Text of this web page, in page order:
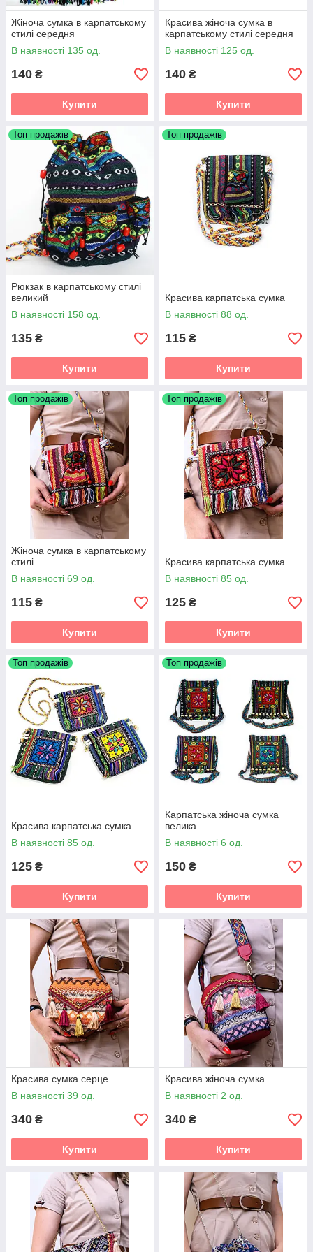
Жіноча сумка в карпатському
стилі середня
В наявності 135 од.
140 ₴
Купити
Красива жіноча сумка в
карпатському стилі середня
В наявності 125 од.
140 ₴
Купити
Топ продажів
Рюкзак в карпатському стилі
великий
В наявності 158 од.
135 ₴
Купити
Топ продажів
Красива карпатська сумка
В наявності 88 од.
115 ₴
Купити
Топ продажів
Жіноча сумка в карпатському
стилі
В наявності 69 од.
115 ₴
Купити
Топ продажів
Красива карпатська сумка
В наявності 85 од.
125 ₴
Купити
Топ продажів
Красива карпатська сумка
В наявності 85 од.
125 ₴
Купити
Топ продажів
Карпатська жіноча сумка
велика
В наявності 6 од.
150 ₴
Купити
Красива сумка серце
В наявності 39 од.
340 ₴
Купити
Красива жіноча сумка
В наявності 2 од.
340 ₴
Купити